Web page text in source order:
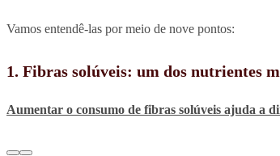
Vamos entendê-las por meio de nove pontos:
1. Fibras solúveis: um dos nutrientes
Aumentar o consumo de fibras solúveis ajuda a